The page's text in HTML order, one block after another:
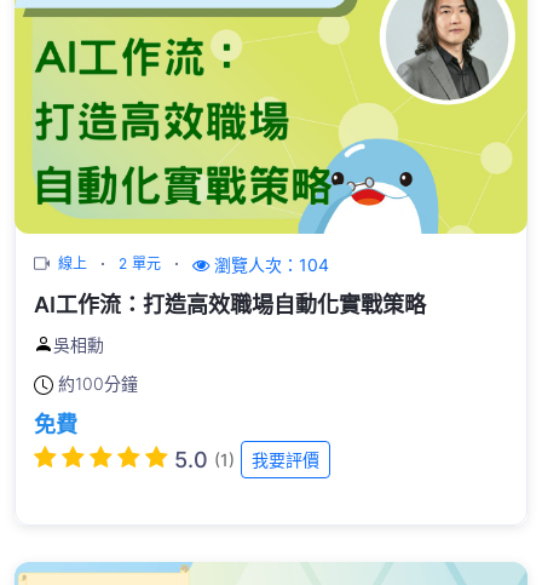
線上 2 單元 瀏覽人次：104
AI工作流：打造高效職場自動化實戰策略
吳相勳
約100分鐘
免費
5.0 (1) 我要評價